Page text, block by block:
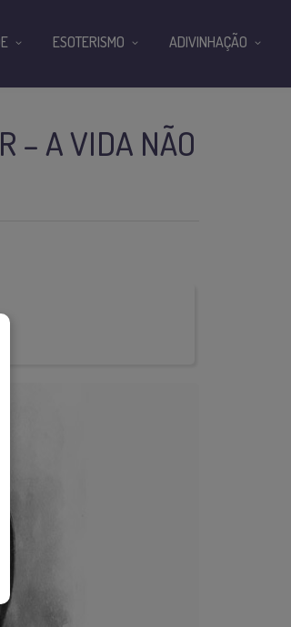
– A VIDA NÃO
ESOTERISMO ADIVINHAÇÃO